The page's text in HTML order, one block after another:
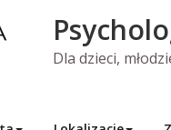
Dla dzieci,